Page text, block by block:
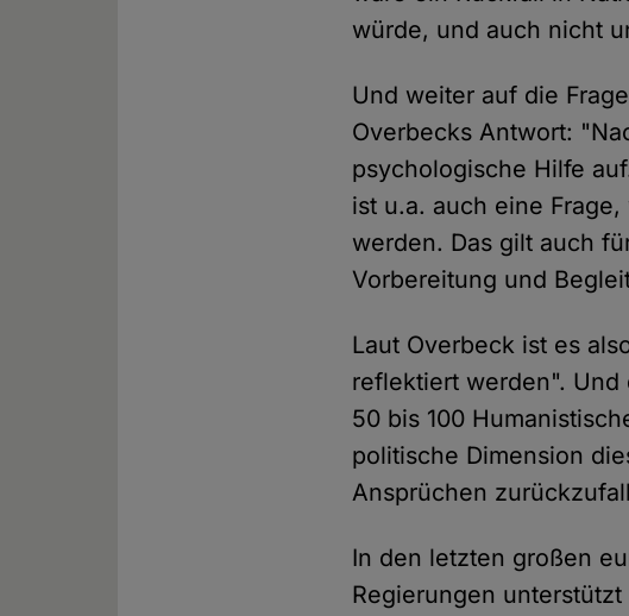
würde, und auch nicht
Und weiter auf die
Overbecks Antwort:
psychologische Hilfe
ist u.a. auch eine
werden. Das gilt auch
Vorbereitung und
Laut Overbeck ist es
reflektiert werden". Und
50 bis 100
politische Dimension
Ansprüchen
In den letzten großen
Regierungen